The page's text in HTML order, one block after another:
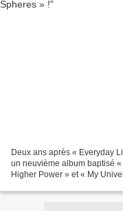
Deux ans après « Everyday
un neuvième album baptisé
Higher Power » et « My